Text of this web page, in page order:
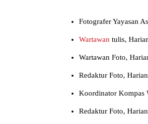
Fotografer Yayasan
Wartawan tulis,
Wartawan Foto,
Redaktur Foto,
Koordinator Kompas
Redaktur Foto,